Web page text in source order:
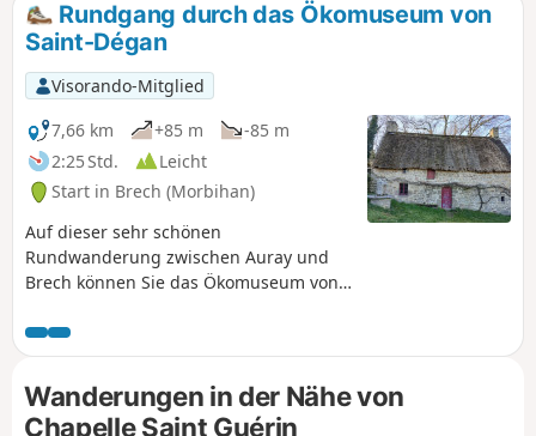
Rundgang durch das Ökomuseum von
Saint-Dégan
Visorando-Mitglied
7,66 km
+85 m
-85 m
2:25 Std.
Leicht
Start in Brech (Morbihan)
Auf dieser sehr schönen
Rundwanderung zwischen Auray und
Brech können Sie das Ökomuseum von
Saint-Guérin mit ihrem klassischen
Altaraufsatz aus dem 17. Jahrhundert
und ihrem Wunderbrunnen sowie die
Brücke von Kerfroud, ein Überbleibsel
Wanderungen in der Nähe von
Chapelle Saint Guérin